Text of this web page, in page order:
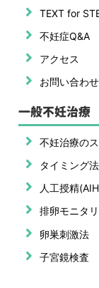
TEXT for
不妊症Q&A
アクセス
お問い合わせ
一般不妊治療
不妊治療の
タイミング法
人工授精(AIH
排卵モニタ
卵巣刺激法
子宮鏡検査